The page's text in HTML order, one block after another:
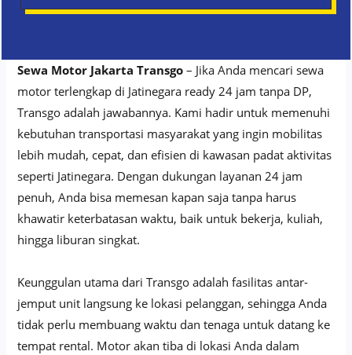
Sewa Motor Jakarta Transgo– Jika Anda mencari sewa
motor terlengkap di Jatinegara ready 24 jam tanpa DP,
Transgo adalah jawabannya. Kami hadir untuk memenuhi
kebutuhan transportasi masyarakat yang ingin mobilitas
lebih mudah, cepat, dan efisien di kawasan padat aktivitas
seperti Jatinegara. Dengan dukungan layanan 24 jam
penuh, Anda bisa memesan kapan saja tanpa harus
khawatir keterbatasan waktu, baik untuk bekerja, kuliah,
hingga liburan singkat.
Keunggulan utama dari Transgo adalah fasilitas antar-
jemput unit langsung ke lokasi pelanggan, sehingga Anda
tidak perlu membuang waktu dan tenaga untuk datang ke
tempat rental. Motor akan tiba di lokasi Anda dalam